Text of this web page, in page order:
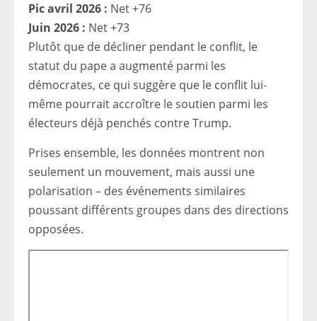
Pic avril 2026 : Net +76
Juin 2026 : Net +73
Plutôt que de décliner pendant le conflit, le
statut du pape a augmenté parmi les
démocrates, ce qui suggère que le conflit lui-
même pourrait accroître le soutien parmi les
électeurs déjà penchés contre Trump.
Prises ensemble, les données montrent non
seulement un mouvement, mais aussi une
polarisation – des événements similaires
poussant différents groupes dans des directions
opposées.